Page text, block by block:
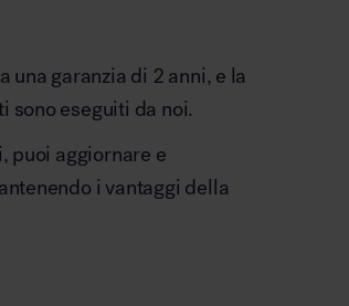
una garanzia di 2 anni, e la
sono eseguiti da noi.
puoi aggiornare e
i vantaggi della